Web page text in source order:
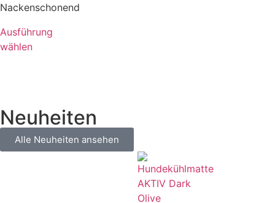
Nackenschonend
Ausführung
wählen
Neuheiten
Alle Neuheiten ansehen